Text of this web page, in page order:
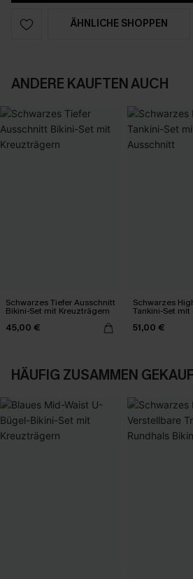
ÄHNLICHE SHOPPEN
ANDERE KAUFTEN AUCH
Schwarzes Tiefer Ausschnitt
Bikini-Set mit Kreuzträgern
45,00 €
Schwarzes
Tankini-Set
51,00 €
HÄUFIG ZUSAMMEN